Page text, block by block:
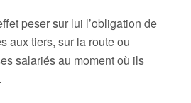
peser sur lui l’obligation de
aux tiers, sur la route ou
salariés au moment où ils